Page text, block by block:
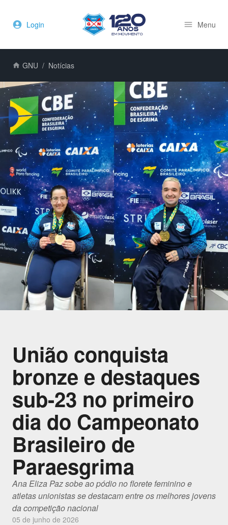
Login Menu
GNU Notícias
União conquista
bronze e destaques
sub-23 no primeiro
dia do Campeonato
Brasileiro de
Paraesgrima
Ana Eliza Paz sobe ao pódio no florete feminino e
atletas unionistas se destacam entre os melhores jovens
da competição nacional
05 de junho de 2026